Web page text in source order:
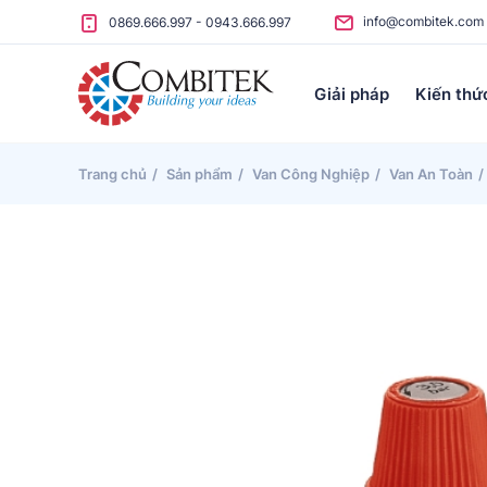
Skip to content
0869.666.997 - 0943.666.997 info@combitek.com
Giải pháp Kiến
Trang chủ Sản phẩm Van Công Nghiệp Van An Toàn